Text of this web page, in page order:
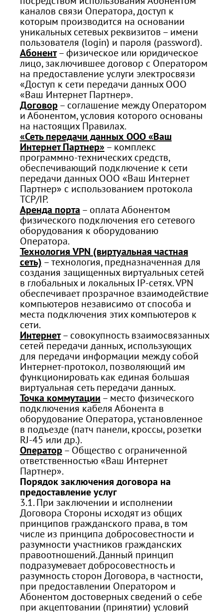
каналов связи Оператора, доступ к
которым производится на основании
уникальных сетевых реквизитов – имени
пользователя (login) и пароля (password).
Абонент– физическое или юридическое
лицо, заключившее договор с Оператором
на предоставление услуги электросвязи
«Доступ к сети передачи данных ООО
«Ваш Интернет Партнер».
Договор– соглашение между Оператором
и Абонентом, условия которого основаны
на настоящих Правилах.
«Сеть передачи данных ООО «Ваш
Интернет Партнер» – комплекс
программно-технических средств,
обеспечивающий подключение к сети
передачи данных ООО «Ваш Интернет
Партнер» с использованием протокола
TCP/IP.
Аренда порта – оплата Абонентом
физического подключения его сетевого
оборудования к оборудованию
Оператора.
Технология VPN (виртуальная частная
сеть) – технология, предназначенная для
создания защищенных виртуальных сетей
в глобальных и локальных IP-сетях. VPN
обеспечивает прозрачное взаимодействие
компьютеров независимо от способа и
места подключения этих компьютеров к
сети.
Интернет– совокупность взаимосвязанных
сетей передачи данных, использующих
для передачи информации между собой
Интернет-протокол, позволяющий им
функционировать как единая большая
виртуальная сеть передачи данных.
Точка коммутации – место физического
подключения кабеля Абонента в
оборудование Оператора, установленное
в подъезде (патч панели, кроссы, розетки
RJ-45 или др.).
Оператор– Общество с ограниченной
ответственностью «Ваш Интернет
Партнер».
Порядок заключения договора на
предоставление услуг
3.1. При заключении и исполнении
Договора Стороны исходят из общих
принципов гражданского права, в том
числе из принципа добросовестности и
разумности участников гражданских
правоотношений. Данный принцип
подразумевает добросовестность и
разумность сторон Договора, в частности,
при предоставлении Оператором и
Абонентом достоверных сведений о себе
при акцептовании (принятии) условий